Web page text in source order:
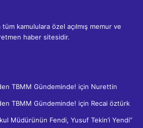
kamululara özel açılmış memur ve
haber sitesidir.
TBMM Gündeminde! için Nurettin
TBMM Gündeminde! için Recai öztürk
Müdürünün Fendi, Yusuf Tekin’i Yendi”